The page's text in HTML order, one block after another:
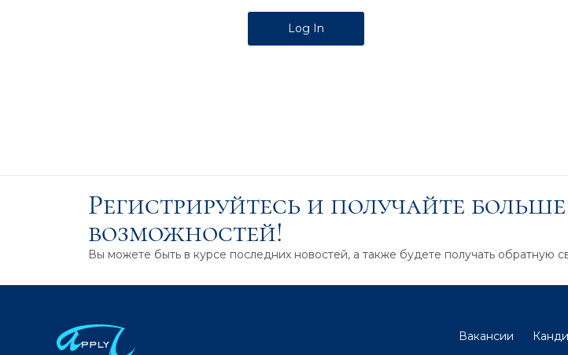
Регистрируйтесь и получайте больше
возможностей!
Вы можете быть в курсе последних новостей, а также будете получать обратную
Вакансии